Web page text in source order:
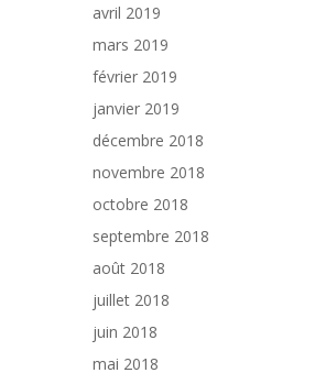
avril 2019
mars 2019
février 2019
janvier 2019
décembre 2018
novembre 2018
octobre 2018
septembre 2018
août 2018
juillet 2018
juin 2018
mai 2018